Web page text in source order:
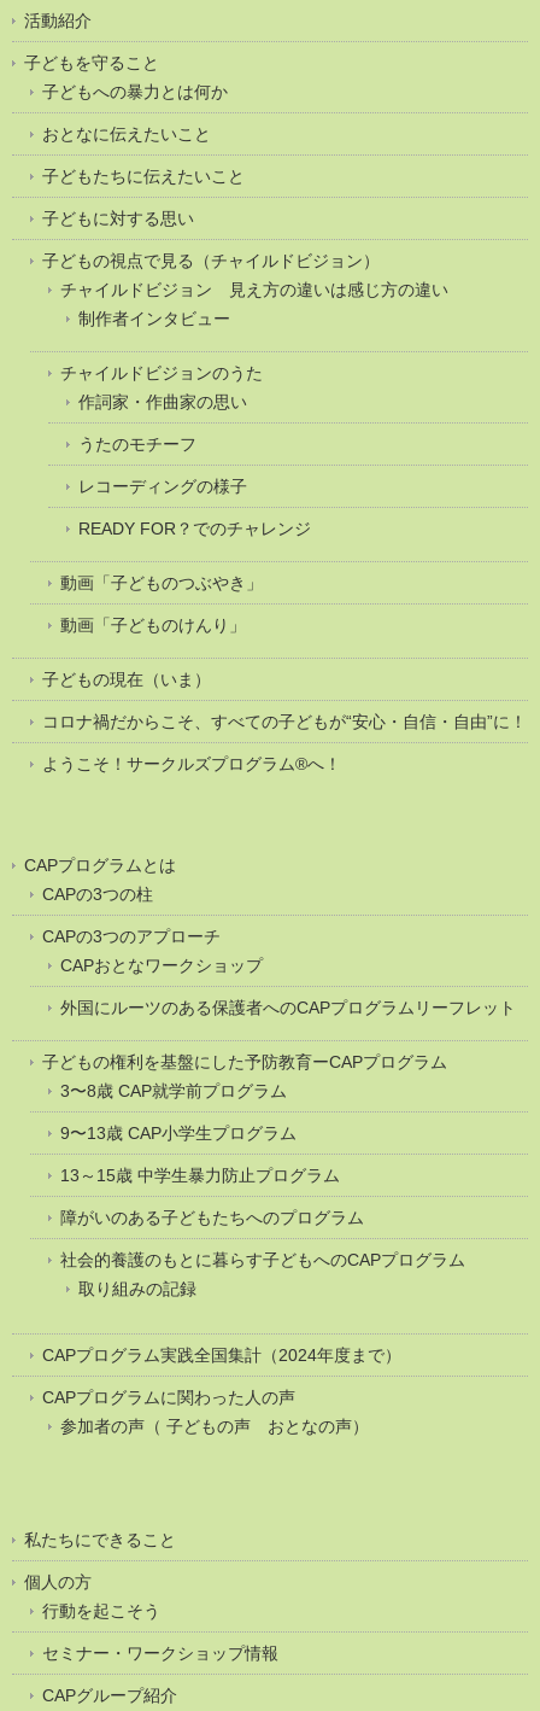
活動紹介
子どもを守ること
子どもへの暴力とは何か
おとなに伝えたいこと
子どもたちに伝えたいこと
子どもに対する思い
子どもの視点で見る（チャイルドビジョン）
チャイルドビジョン 見え方の違いは感じ方の違い
制作者インタビュー
チャイルドビジョンのうた
作詞家・作曲家の思い
うたのモチーフ
レコーディングの様子
READY FOR？でのチャレンジ
動画「子どものつぶやき」
動画「子どものけんり」
子どもの現在（いま）
コロナ禍だからこそ、すべての子どもが“安心・自信・自由”に！
ようこそ！サークルズプログラム®へ！
CAPプログラムとは
CAPの3つの柱
CAPの3つのアプローチ
CAPおとなワークショップ
外国にルーツのある保護者へのCAPプログラムリーフレット
子どもの権利を基盤にした予防教育ーCAPプログラム
3〜8歳 CAP就学前プログラム
9〜13歳 CAP小学生プログラム
13～15歳 中学生暴力防止プログラム
障がいのある子どもたちへのプログラム
社会的養護のもとに暮らす子どもへのCAPプログラム
取り組みの記録
CAPプログラム実践全国集計（2024年度まで）
CAPプログラムに関わった人の声
参加者の声（ 子どもの声 おとなの声）
私たちにできること
個人の方
行動を起こそう
セミナー・ワークショップ情報
CAPグループ紹介